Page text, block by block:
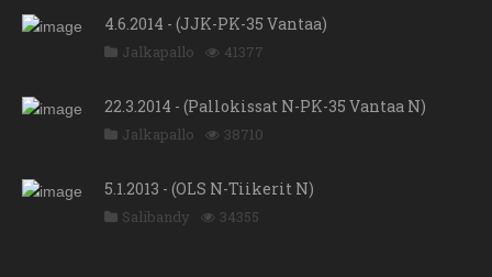
4.6.2014 - (JJK-PK-35 Vantaa)
Jalkapallo 41377
22.3.2014 - (Pallokissat N-PK-35 Vantaa N)
Jalkapallo 38710
5.1.2013 - (OLS N-Tiikerit N)
Salibandy 34355